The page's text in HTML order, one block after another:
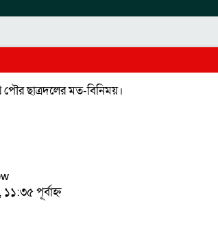
পৌর ছাত্রদলের মত-বিনিময়।
পূর্বাহ্ন